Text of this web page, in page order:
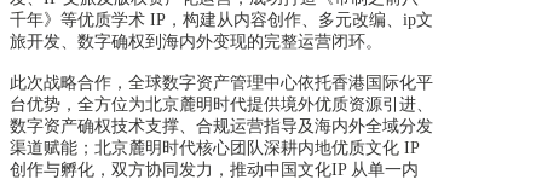
千年》等优质学术 IP，构建从内容创作、多元改编、ip文
旅开发、数字确权到海内外变现的完整运营闭环。
此次战略合作，全球数字资产管理中心依托香港国际化平
台优势，全方位为北京麓明时代提供境外优质资源引进、
数字资产确权技术支撑、合规运营指导及海内外全域分发
渠道赋能；北京麓明时代核心团队深耕内地优质文化 IP
创作与孵化，双方协同发力，推动中国文化IP 从单一内